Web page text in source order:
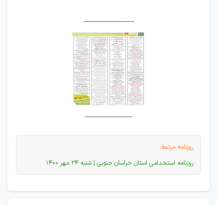
_______________
______________
روزنامه مرتبط:
روزنامه استخدامی استان خراسان جنوبی | شنبه 24 مهر 1400